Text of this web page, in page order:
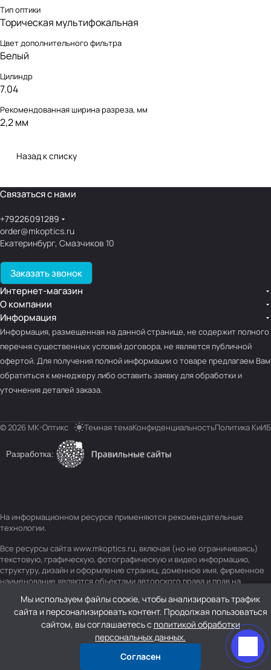
Тип оптики
Торическая мультифокальная
Цвет дополнительного фильтра
Белый
Цилиндр
7.04
Рекомендованная ширина разреза, мм
2,2 мм
Назад к списку
Связаться с нами
+79226091289
order@mkoptics.ru
Екатеринбург, Смазчиков 10
Заказать звонок
Интернет-магазин
О компании
Информация
Информация, размещенная на данной странице, не содержит полного
перечня существенных условий договора, не является публичной
офертой. Для получения полной информации о товаре предлагаем Вам
обратиться к менеджеру либо оставить заявку для обработки и
уточнения деталей заказа.
© 2026 МК-Оптикс Темная темаКонфиденциальностьПолитика КиИБ
Разработка:
На информационном ресурсе применяются рекомендательные
технологии.
Все ресурсы сайта www.mkoptics.ru, включая (но не ограничиваясь)
текстовую, графическую, фотографическую и видео информацию,
структуру, дизайн и оформление страниц, доменное имя, фирменное
наименование являются объектами авторского права и прав на
законодательством и международными соглашениями об охране
авторских прав.Читать далее
Мы используем файлы соокіе, чтобы анализировать трафик
сайта и персонализировать контент. Продолжая пользоваться
сайтом, вы соглашаетесь с политикой обработки
персональных данных.
Согласен